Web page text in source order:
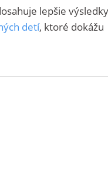
lepšie výsledky
detí, ktoré dokážu